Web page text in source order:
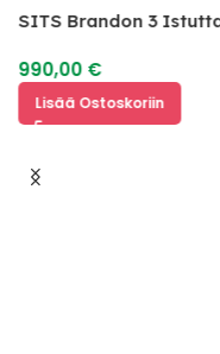
SITS Brandon 3
990,00 €
Lisää Ostoskoriin